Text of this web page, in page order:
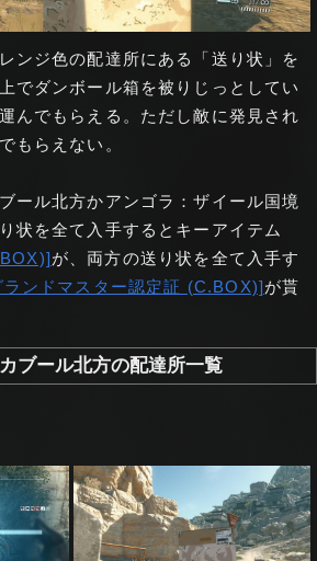
ンジ色の配達所にある「送り状」を
でダンボール箱を被りじっとしてい
んでもらえる。ただし敵に発見され
もらえない。
ール北方かアンゴラ：ザイール国境
状を全て入手するとキーアイテム
が、両方の送り状を全て入手す
ランドマスター認定証 (C.BOX)]が貰
ブール北方の配達所一覧